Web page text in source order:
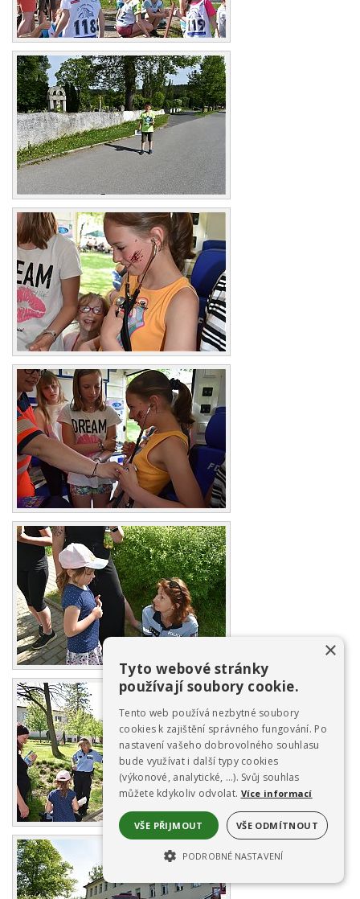
×
Tyto webové stránky
používají soubory cookie.
Tento web používá nezbytné soubory
cookies k zajištění správného fungování. Po
nastavení vašeho dobrovolného souhlasu
bude využívat i další typy cookies
(výkonové, analytické, …). Svůj souhlas
můžete kdykoliv odvolat. Více informací
VŠE PŘIJMOUT VŠE ODMÍTNOUT
PODROBNÉ NASTAVENÍ
NEZBYTNĚ NUTNÉ SOUBORY